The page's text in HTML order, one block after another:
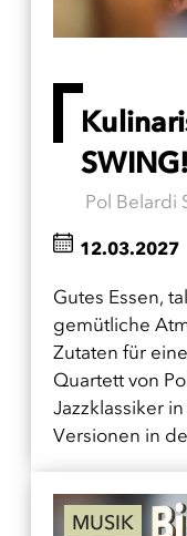
SWING!
Pol Belardi
Gutes Essen,
gemütliche
Zutaten für
Quartett von
Jazzklassiker
Versionen in
12.03.2027
MUSIK